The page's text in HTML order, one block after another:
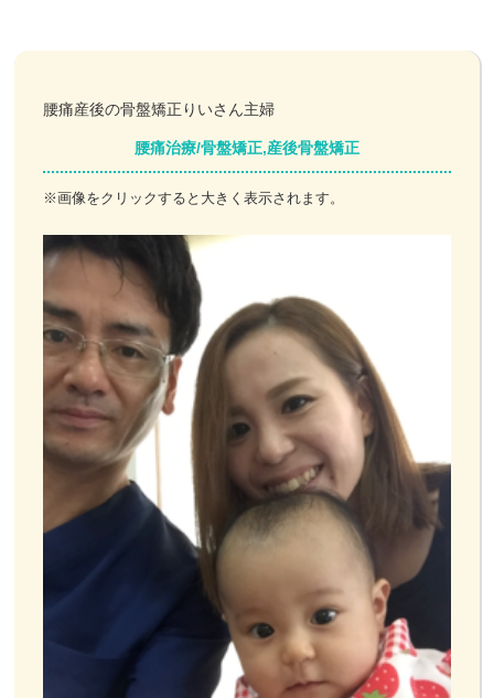
鍼・灸・小児鍼
冷え性改善
特殊電気施術
訪問鍼灸
ニュース＆ブログ
お客様の声
お問い合わせ
腰痛産後の骨盤矯正りいさん主婦
腰痛治療/骨盤矯正,産後骨盤矯正
※画像をクリックすると大きく表示されます。